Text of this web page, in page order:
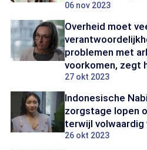
06 nov 2023
Overheid moet
problemen met
voorkomen, zegt
27 okt 2023
Indonesische
zorgstage lopen
terwijl
26 okt 2023